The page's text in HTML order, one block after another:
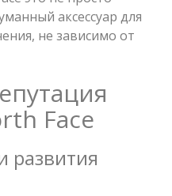
аксессуар для
не зависимо от
Face
развития